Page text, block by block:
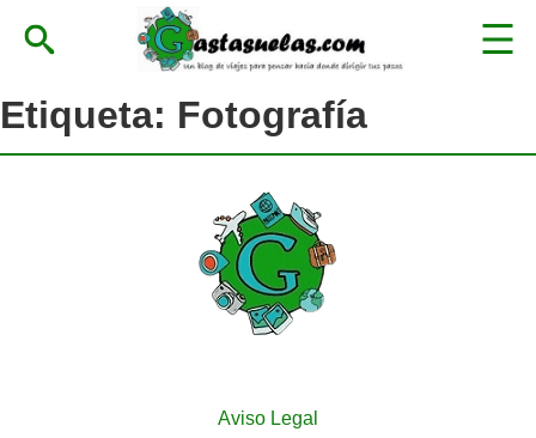
Etiqueta: Fotografía
Aviso Legal